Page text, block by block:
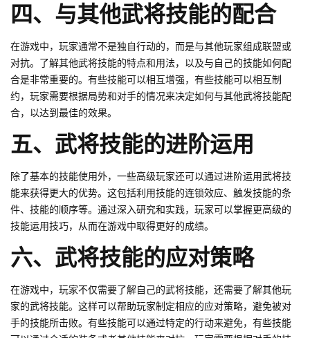
四、与其他武将技能的配合
在游戏中，玩家通常不是独自行动的，而是与其他玩家组成联盟或
对抗。了解其他武将技能的特点和用法，以及与自己的技能如何配
合是非常重要的。有些技能可以相互增强，有些技能可以相互制
约，玩家需要根据局势和对手的情况来决定如何与其他武将技能配
合，以达到最佳的效果。
五、武将技能的进阶运用
除了基本的技能使用外，一些高级玩家还可以通过进阶运用武将技
能来获得更大的优势。这包括利用技能的连锁效应、触发技能的条
件、技能的顺序等。通过深入研究和实践，玩家可以掌握更高级的
技能运用技巧，从而在游戏中取得更好的成绩。
六、武将技能的应对策略
在游戏中，玩家不仅需要了解自己的武将技能，还需要了解其他玩
家的武将技能。这样可以帮助玩家制定相应的应对策略，避免被对
手的技能所击败。有些技能可以通过特定的行动来避免，有些技能